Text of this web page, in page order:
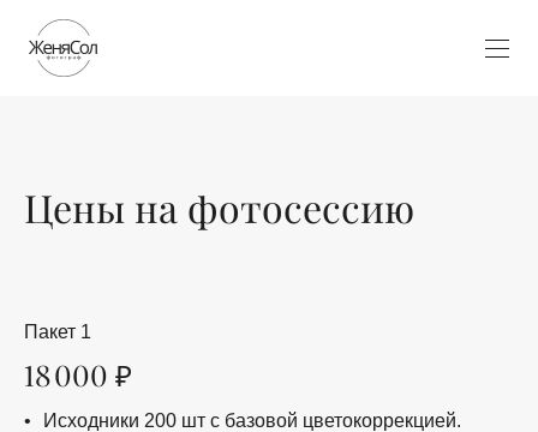
Цены на фотосессию
Пакет 1
18 000 ₽
Исходники 200 шт с базовой цветокоррекцией.